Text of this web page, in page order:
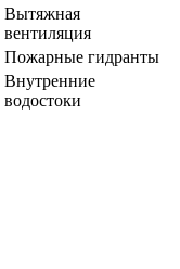
Вытяжная
вентиляция
Пожарные гидранты
Внутренние
водостоки